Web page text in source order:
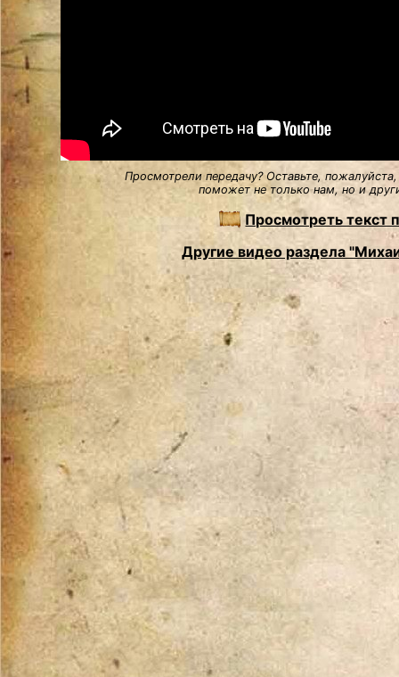
Просмотрели передачу? Оставьте,
поможет не только нам, но и
Просмотреть текст
Другие видео раздела